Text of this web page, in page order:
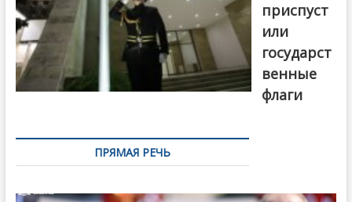
приспуст
или
государст
венные
флаги
ПРЯМАЯ РЕЧЬ